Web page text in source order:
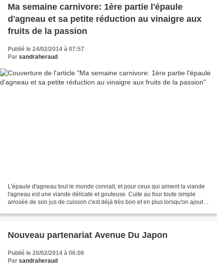
Ma semaine carnivore: 1ère partie l'épaule
d'agneau et sa petite réduction au vinaigre aux
fruits de la passion
Publié le 24/02/2014 à 07:57
Par sandraheraud
L'épaule d'agneau tout le monde connait, et pour ceux qui aiment la viande
l'agneau est une viande délicate et gouteuse. Cuite au four toute simple
arrosée de son jus de cuisson c'est déjà très bon et en plus lorsqu'on ajoute
Nouveau partenariat Avenue Du Japon
Publié le 20/02/2014 à 06:06
Par sandraheraud